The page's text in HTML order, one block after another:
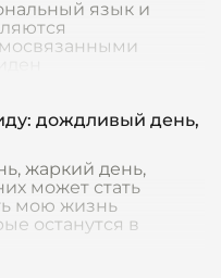
язык и
дождливый день,
жаркий день,
может стать
мою жизнь
останутся в